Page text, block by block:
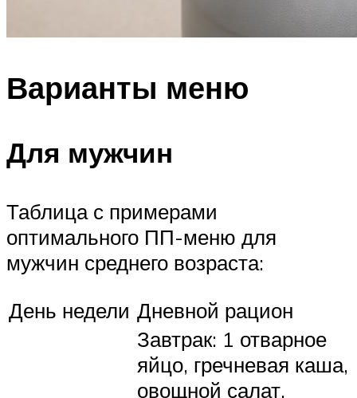
Варианты меню
Для мужчин
Таблица с примерами
оптимального ПП-меню для
мужчин среднего возраста:
День недели Дневной рацион
Завтрак: 1 отварное
яйцо, гречневая каша,
овощной салат,